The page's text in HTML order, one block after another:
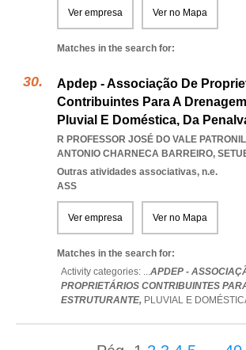
Ver empresa Ver no Mapa
Matches in the search for:
Apdep - Associação De
Contribuintes Para A
Pluvial E Doméstica, Da
R PROFESSOR JOSÉ DO VALE
ANTONIO CHARNECA BARREIRO,
Outras atividades associativas, n.e.
ASS
Ver empresa Ver no Mapa
Matches in the search for:
Activity categories: ...APDEP -
PROPRIETÁRIOS CONTRIBUINTES
ESTRUTURANTE, PLUVIAL E